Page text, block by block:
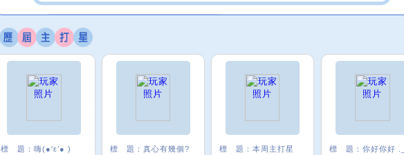
標 題： 嗨(●‘ε’● )
標 題： 真心有幾個?
標 題： 本周主打星
標 題： 你好你好